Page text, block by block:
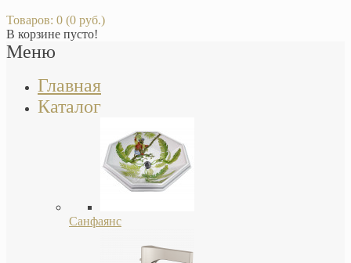
Товаров: 0 (0 руб.)
В корзине пусто!
Меню
Главная
Каталог
Санфаянс